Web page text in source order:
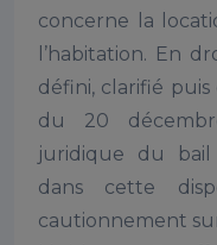
concerne la
l’habitation. En
défini, clarifié
du 20
juridique du bail
dans cette
cautionnement